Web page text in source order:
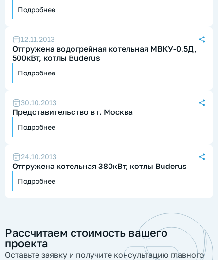
Подробнее
12.11.2013
Отгружена водогрейная котельная МВКУ-0,5Д,
500кВт, котлы Buderus
Подробнее
30.10.2013
Представительство в г. Москва
Подробнее
24.10.2013
Отгружена котельная 380кВт, котлы Buderus
Подробнее
Рассчитаем стоимость вашего
проекта
Оставьте заявку и получите консультацию главного